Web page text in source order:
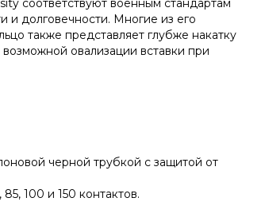
соответствуют военным стандартам
и долговечности. Многие из его
также представляет глубже накатку
овализации вставки при
черной трубкой с защитой от
100 и 150 контактов.